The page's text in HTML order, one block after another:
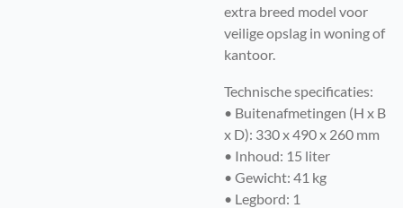
extra breed model voor
veilige opslag in woning of
kantoor.
Technische specificaties:
• Buitenafmetingen (H x B
x D): 330 x 490 x 260 mm
• Inhoud: 15 liter
• Gewicht: 41 kg
• Legbord: 1